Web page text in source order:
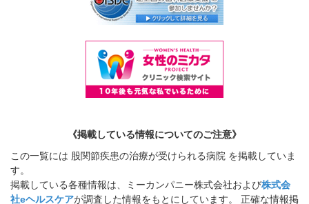
《掲載している情報についてのご注意》
この一覧には 股関節疾患の治療が受けられる病院 を掲載していま
す。
掲載している各種情報は、ミーカンパニー株式会社および株式会
社eヘルスケアが調査した情報をもとにしています。 正確な情報掲